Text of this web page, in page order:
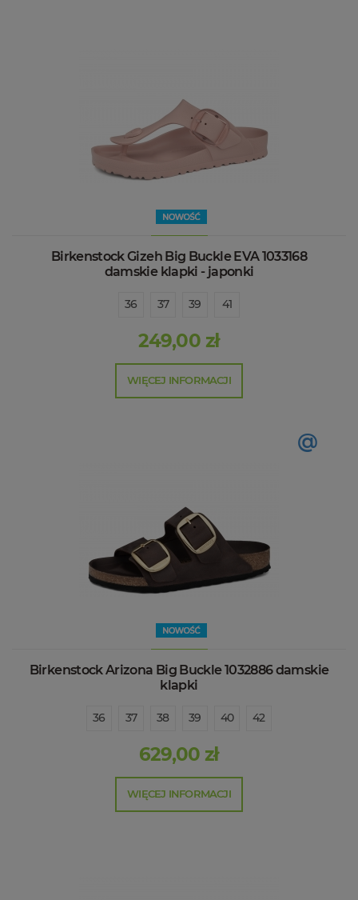
Birkenstock Gizeh Big Buckle EVA 1033168
damskie klapki - japonki
36 37 39 41
249,00 zł
WIĘCEJ INFORMACJI
@
Birkenstock Arizona Big Buckle 1032886 damskie
klapki
36 37 38 39 40 42
629,00 zł
WIĘCEJ INFORMACJI